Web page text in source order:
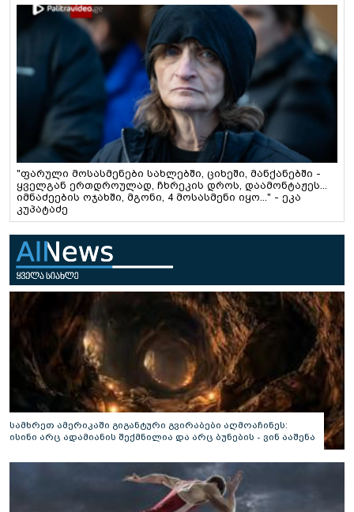
"ფარული მოსასმენები სახლებში, ციხეში, მანქანებში -
ყველგან ერთდროულად, ჩხრეკის დროს, დაამონტაჟეს...
იმნაძეების ოჯახში, მგონი, 4 მოსასმენი იყო..." - ეკა
კუპატაძე
სამხრეთ ამერიკაში გიგანტური გვირაბები აღმოაჩინეს:
ისინი არც ადამიანის შექმნილია და არც ბუნების - ვინ ააშენა